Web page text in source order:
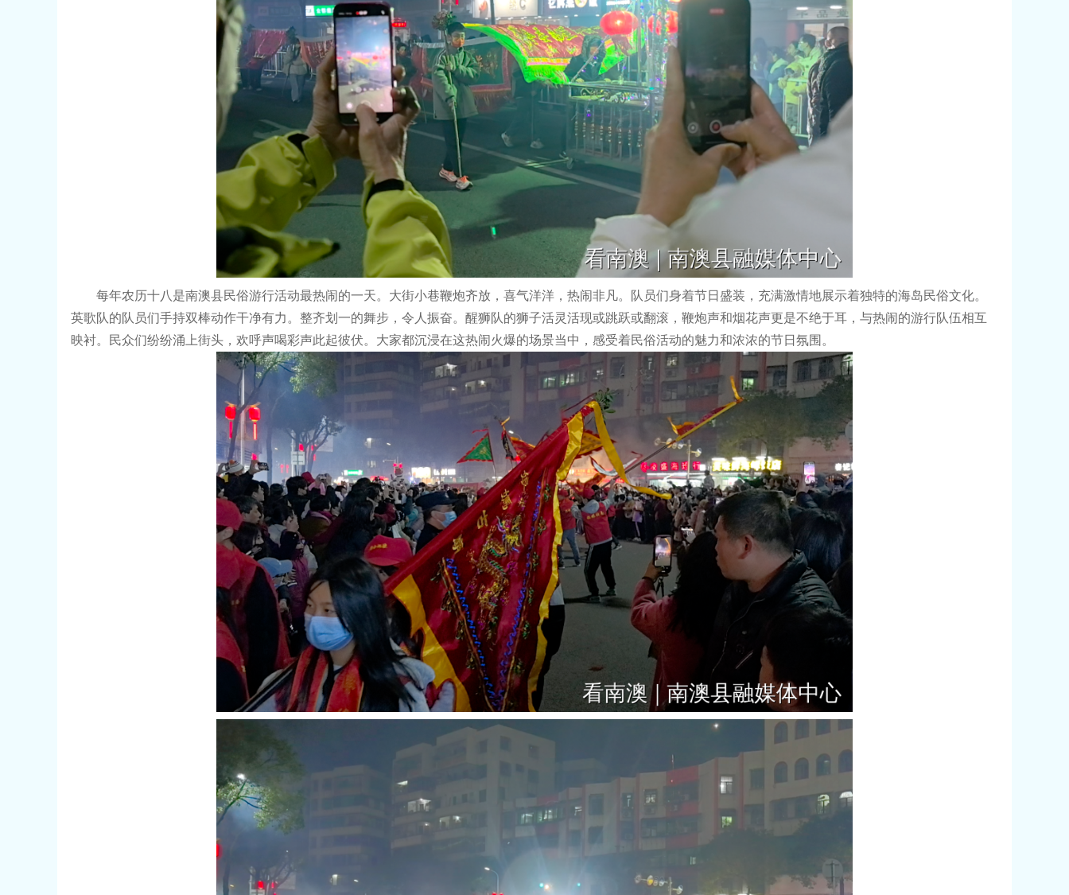
每年农历十八是南澳县民俗游行活动最热闹的一天。大街小巷鞭炮齐放，喜气洋洋，热闹非凡。队员们身着节日盛装，充满激情地展示着独特的海岛民俗文化。
英歌队的队员们手持双棒动作干净有力。整齐划一的舞步，令人振奋。醒狮队的狮子活灵活现或跳跃或翻滚，鞭炮声和烟花声更是不绝于耳，与热闹的游行队伍相互
映衬。民众们纷纷涌上街头，欢呼声喝彩声此起彼伏。大家都沉浸在这热闹火爆的场景当中，感受着民俗活动的魅力和浓浓的节日氛围。